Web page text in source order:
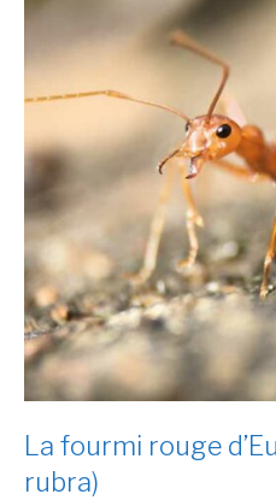
La fourmi rouge
rubra)